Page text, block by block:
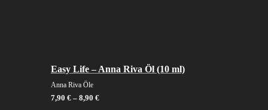
Easy Life – Anna Riva Öl (10 ml)
Anna Riva Öle
7,90 €– 8,90 €